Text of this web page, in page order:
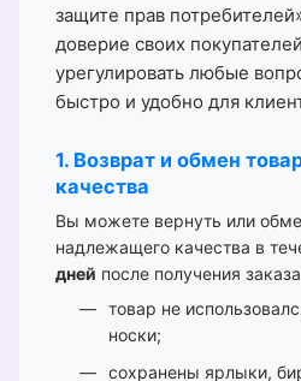
защите прав
доверие своих
урегулировать любые
быстро и удобно для
1. Возврат и обмен
качества
Вы можете вернуть или
надлежащего качества в
дней после получения
товар не
носки;
сохранены ярлыки,